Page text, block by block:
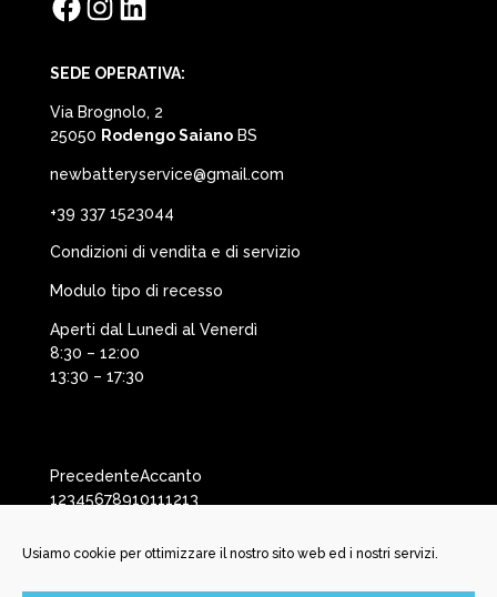
Usiamo cookie per ottimizzare il nostro sito web ed i nostri servizi.
FacebookInstagramLinkedIn
SEDE OPERATIVA:
Via Brognolo, 2
25050 Rodengo SaianoBS
newbatteryservice@gmail.com
+39 337 1523044
Condizioni di vendita e di servizio
Modulo tipo di recesso
Aperti dal Lunedì al Venerdì
8:30 – 12:00
13:30 – 17:30
PrecedenteAccanto
12345678910111213